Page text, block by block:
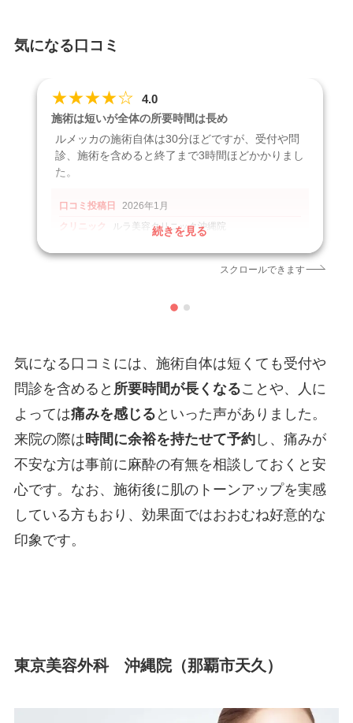
気になる口コミ
★★★★☆ 4.0
施術は短いが全体の所要時間は長め
ルメッカの施術自体は30分ほどですが、受付や問
診、施術を含めると終了まで3時間ほどかかりまし
た。
口コミ投稿日
2026年1月
クリニック
ルラ美容クリニック沖縄院
https://maps.app.goo.gl/J5wDGTsSzhJQ3W4z5
続きを見る
スクロールできます
気になる口コミには、施術自体は短くても受付や
問診を含めると 所要時間が長くなることや、人に
よっては痛みを感じる といった声がありました。
来院の際は時間に余裕を持たせて予約し、痛みが
不安な方は事前に麻酔の有無を相談しておくと安
心です。なお、施術後に肌のトーンアップを実感
している方もおり、効果面ではおおむね好意的な
印象です。
東京美容外科 沖縄院（那覇市天久）